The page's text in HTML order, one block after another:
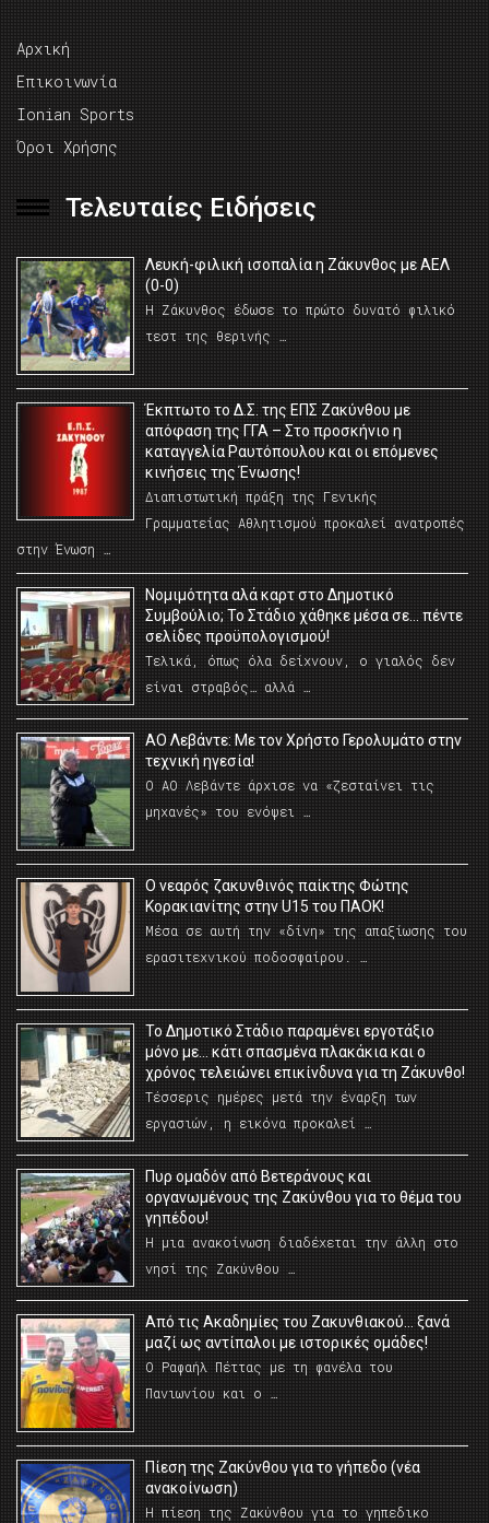
Αρχική
Επικοινωνία
Ionian Sports
Όροι Χρήσης
Τελευταίες Ειδήσεις
Λευκή-φιλική ισοπαλία η Ζάκυνθος με ΑΕΛ
(0-0)
Η Ζάκυνθος έδωσε το πρώτο δυνατό φιλικό
τεστ της θερινής …
Έκπτωτο το Δ.Σ. της ΕΠΣ Ζακύνθου με
απόφαση της ΓΓΑ – Στο προσκήνιο η
καταγγελία Ραυτόπουλου και οι επόμενες
κινήσεις της Ένωσης!
Διαπιστωτική πράξη της Γενικής
Γραμματείας Αθλητισμού προκαλεί ανατροπές
στην Ένωση …
Νομιμότητα αλά καρτ στο Δημοτικό
Συμβούλιο; Το Στάδιο χάθηκε μέσα σε… πέντε
σελίδες προϋπολογισμού!
Τελικά, όπως όλα δείχνουν, ο γιαλός δεν
είναι στραβός… αλλά …
ΑΟ Λεβάντε: Με τον Χρήστο Γερολυμάτο στην
τεχνική ηγεσία!
Ο ΑΟ Λεβάντε άρχισε να «ζεσταίνει τις
μηχανές» του ενόψει …
O νεαρός ζακυνθινός παίκτης Φώτης
Κορακιανίτης στην U15 του ΠΑΟΚ!
Μέσα σε αυτή την «δίνη» της απαξίωσης του
ερασιτεχνικού ποδοσφαίρου. …
Το Δημοτικό Στάδιο παραμένει εργοτάξιο
μόνο με… κάτι σπασμένα πλακάκια και ο
χρόνος τελειώνει επικίνδυνα για τη Ζάκυνθο!
Τέσσερις ημέρες μετά την έναρξη των
εργασιών, η εικόνα προκαλεί …
Πυρ ομαδόν από Βετεράνους και
οργανωμένους της Ζακύνθου για το θέμα του
γηπέδου!
Η μια ανακοίνωση διαδέχεται την άλλη στο
νησί της Ζακύνθου …
Από τις Ακαδημίες του Ζακυνθιακού… ξανά
μαζί ως αντίπαλοι με ιστορικές ομάδες!
Ο Ραφαήλ Πέττας με τη φανέλα του
Πανιωνίου και ο …
Πίεση της Ζακύνθου για το γήπεδο (νέα
ανακοίνωση)
Η πίεση της Ζακύνθου για το γηπεδικο